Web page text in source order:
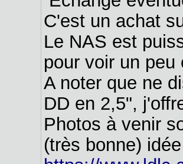
C'est un achat
Le NAS est
pour voir un peu
A noter que ne
DD en 2,5",
Photos à venir
(très bonne)